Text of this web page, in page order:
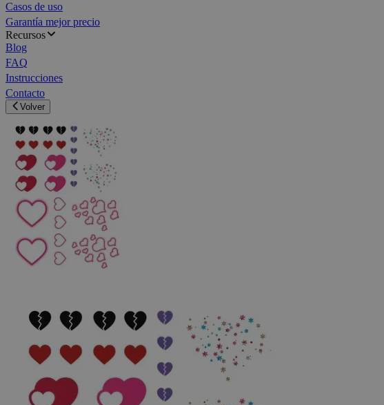
Casos de uso
Garantía mejor precio
Recursos
Blog
FAQ
Instrucciones
Contacto
Volver